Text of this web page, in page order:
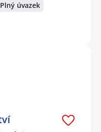
Plný úvazek